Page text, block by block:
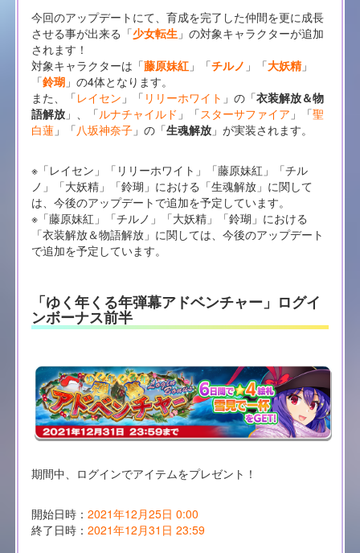
今回のアップデートにて、育成を完了した仲間を更に成長
させる事が出来る「少女転生 」の対象キャラクターが追加
されます！
対象キャラクターは「藤原妹紅」「チルノ 」「大妖精」
「鈴瑚」の4体となります。
また、「レイセン 」「 リリーホワイト 」の「衣装解放＆物
語解放」、「ルナチャイルド 」「スターサファイア 」「聖
白蓮」「八坂神奈子」の「生魂解放」が実装されます。
※「レイセン」「リリーホワイト」「藤原妹紅」「チル
ノ」「大妖精」「鈴瑚」における「生魂解放」に関して
は、今後のアップデートで追加を予定しています。
※「藤原妹紅」「チルノ」「大妖精」「鈴瑚」における
「衣装解放＆物語解放」に関しては、今後のアップデート
で追加を予定しています。
「ゆく年くる年弾幕アドベンチャー」ログイ
ンボーナス前半
期間中、ログインでアイテムをプレゼント！
開始日時： 2021年12月25日 0:00
終了日時： 2021年12月31日 23:59